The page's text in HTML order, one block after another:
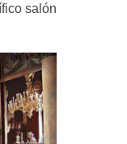
salón